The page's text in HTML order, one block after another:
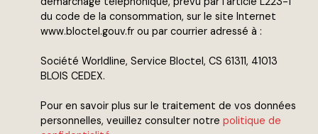
du code de la consommation, sur le site Internet
www.bloctel.gouv.fr ou par courrier adressé à :
Société Worldline, Service Bloctel, CS 61311, 41013
BLOIS CEDEX.
Pour en savoir plus sur le traitement de vos données
personnelles, veuillez consulter notre politique de